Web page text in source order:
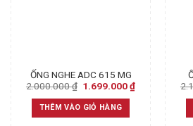
ỐNG NGHE ADC 615 MG
2.000.000₫ Original
was:
2.000.000 ₫.
1.699.000₫Current
THÊM VÀO GIỎ HÀNG